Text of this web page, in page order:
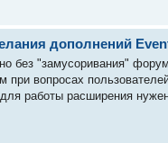
дополнений
без "замусоривания"
при вопросах
работы расширения